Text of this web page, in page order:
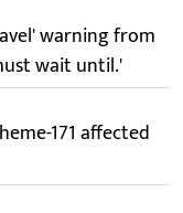
warning from
wait until.'
171 affected